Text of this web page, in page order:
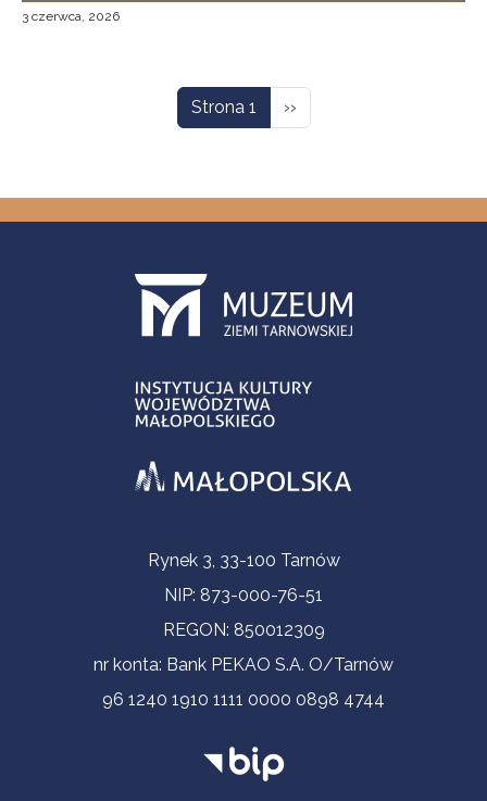
3 czerwca, 2026
Strona 1 Następna strona
››
Informacje kontaktoweRynek 3, 33-100 Tarnów
NIP: 873-000-76-51
REGON: 850012309
nr konta: Bank PEKAO S.A. O/Tarnów
96 1240 1910 1111 0000 0898 4744